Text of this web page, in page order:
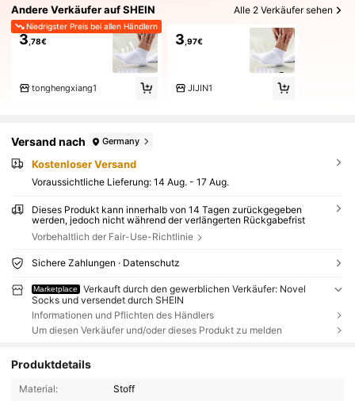
Andere Verkäufer auf SHEIN Alle 2 Verkäufer sehen
Niedrigster Preis bei allen Händlern
3 ,78€
tonghengxiang1
3 ,97€
JIJIN1
Versand nach Germany
Kostenloser Versand
Voraussichtliche Lieferung: 14 Aug. - 17 Aug.
Dieses Produkt kann innerhalb von 14 Tagen zurückgegeben
werden, jedoch nicht während der verlängerten Rückgabefrist
Vorbehaltlich der Fair-Use-Richtlinie
Sichere Zahlungen · Datenschutz
Marketplace
Verkauft durch den gewerblichen Verkäufer: Novel
Socks und versendet durch SHEIN
Informationen und Pflichten des Händlers
Um diesen Verkäufer und/oder dieses Produkt zu melden
Produktdetails
Material:
Stoff